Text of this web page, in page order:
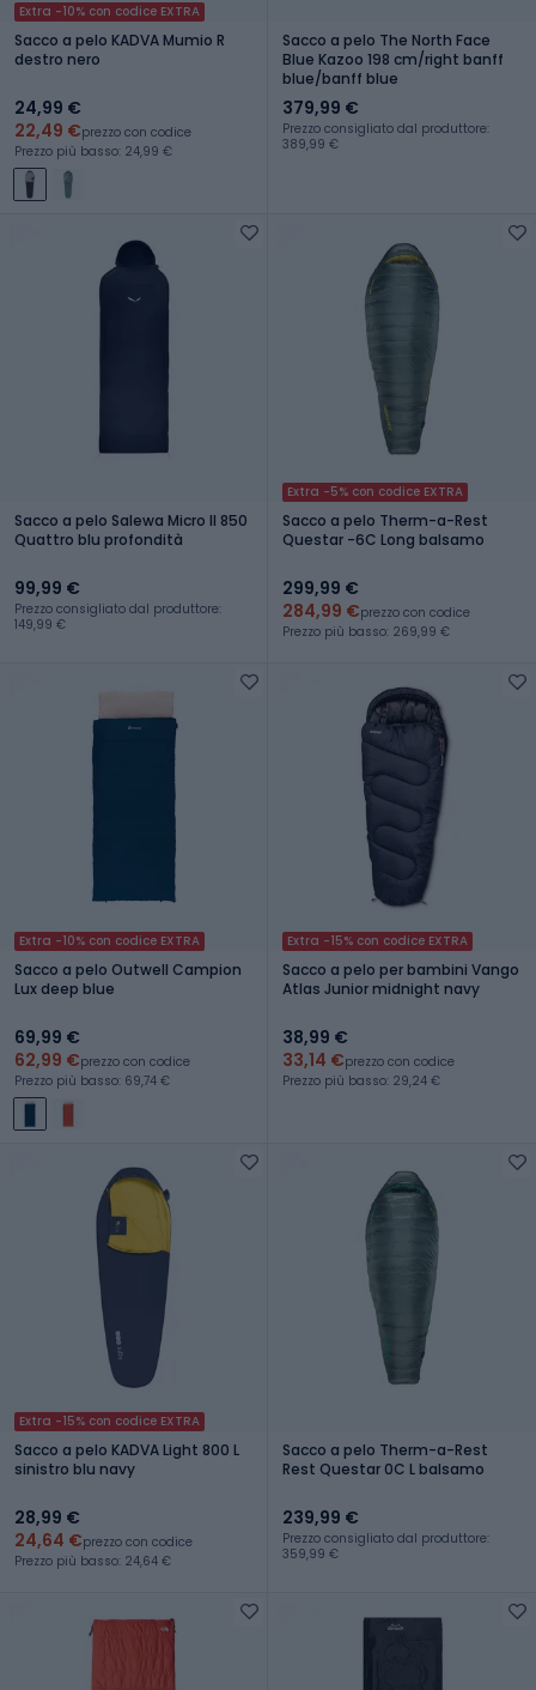
Extra -10% con codice EXTRA
Sacco a pelo KADVA Mumio R
destro nero
24,99 €
22,49 €prezzo con codice
Prezzo più basso: 24,99 €
Sacco a pelo The North Face
Blue Kazoo 198 cm/right banff
blue/banff blue
379,99 €
Prezzo consigliato dal produttore:
389,99 €
Sacco a pelo Salewa Micro II 850
Quattro blu profondità
99,99 €
Prezzo consigliato dal produttore:
149,99 €
Extra -5% con codice EXTRA
Sacco a pelo Therm-a-Rest
Questar -6C Long balsamo
299,99 €
284,99 €prezzo con codice
Prezzo più basso: 269,99 €
Extra -10% con codice EXTRA
Sacco a pelo Outwell Campion
Lux deep blue
69,99 €
62,99 €prezzo con codice
Prezzo più basso: 69,74 €
Extra -15% con codice EXTRA
Sacco a pelo per bambini Vango
Atlas Junior midnight navy
38,99 €
33,14 €prezzo con codice
Prezzo più basso: 29,24 €
Extra -15% con codice EXTRA
Sacco a pelo KADVA Light 800 L
sinistro blu navy
28,99 €
24,64 €prezzo con codice
Prezzo più basso: 24,64 €
Sacco a pelo Therm-a-Rest
Rest Questar 0C L balsamo
239,99 €
Prezzo consigliato dal produttore:
359,99 €